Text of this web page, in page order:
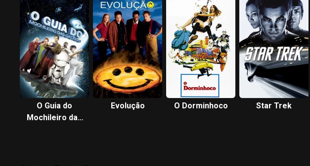
O Guia do
Mochileiro das
Evolução O Dorminhoco Star Trek